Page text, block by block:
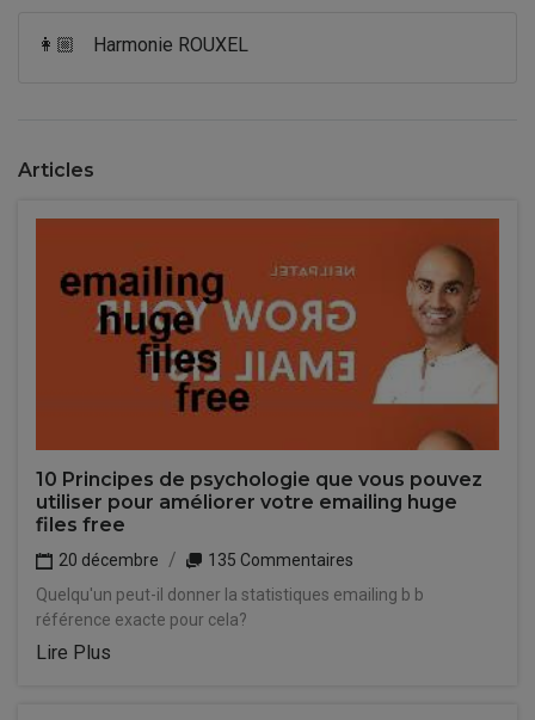
👩🏼 Harmonie ROUXEL
Articles
10 Principes de psychologie que vous pouvez
utiliser pour améliorer votre emailing huge
files free
20 décembre
135 Commentaires
Quelqu'un peut-il donner la statistiques emailing b b
référence exacte pour cela?
Lire Plus